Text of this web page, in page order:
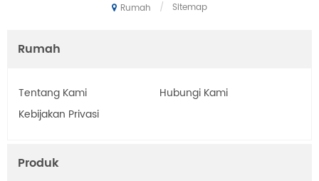
Rumah / Sitemap
Rumah
Tentang Kami
Hubungi Kami
Kebijakan Privasi
Produk